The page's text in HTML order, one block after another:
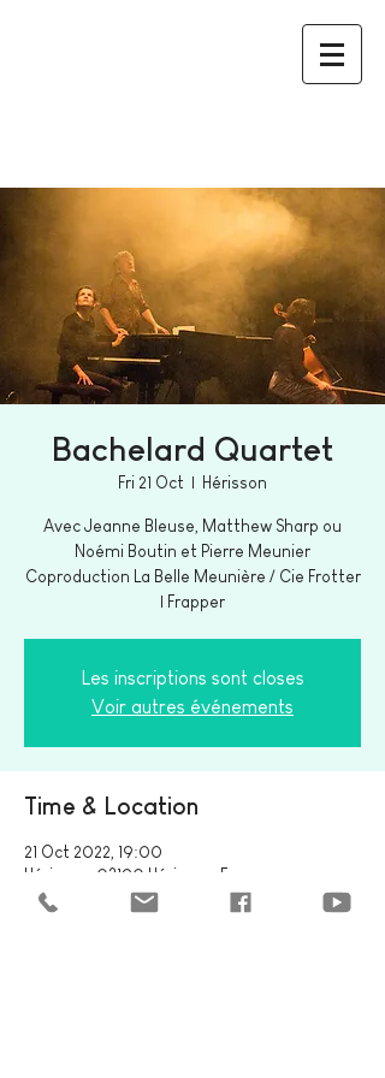
Bachelard Quartet
Fri 21 Oct
  |
Hérisson
Avec Jeanne Bleuse, Matthew Sharp ou
Noémi Boutin et Pierre Meunier
Coproduction La Belle Meunière / Cie Frotter
Les inscriptions sont closes
Voir autres événements
Time & Location
21 Oct 2022, 19:00
Hérisson, 03190 Hérisson, France